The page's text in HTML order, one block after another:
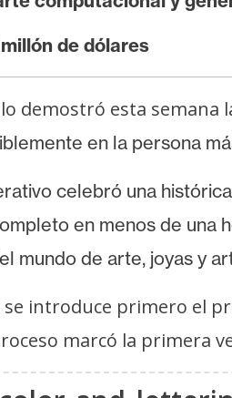
de dólares
demostró esta
en la persona
celebró una
en menos de una
de arte, joyas y
introduce primero el
marcó la primera